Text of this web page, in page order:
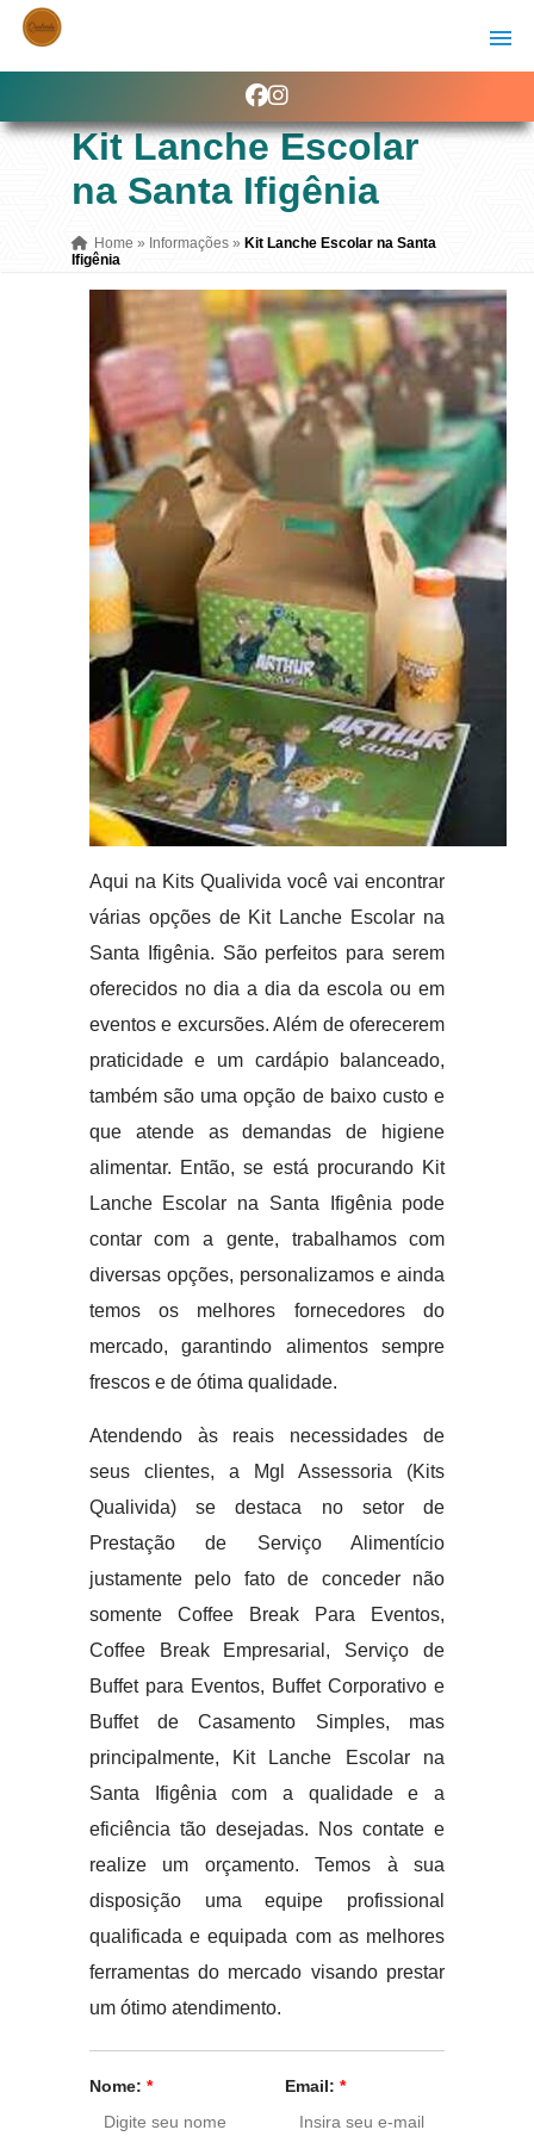
Kit Lanche Escolar
na Santa Ifigênia
Home » Informações » Kit Lanche Escolar na Santa
Ifigênia
Aqui na Kits Qualivida você vai encontrar
várias opções de Kit Lanche Escolar na
Santa Ifigênia. São perfeitos para serem
oferecidos no dia a dia da escola ou em
eventos e excursões. Além de oferecerem
praticidade e um cardápio balanceado,
também são uma opção de baixo custo e
que atende as demandas de higiene
alimentar. Então, se está procurando Kit
Lanche Escolar na Santa Ifigênia pode
contar com a gente, trabalhamos com
diversas opções, personalizamos e ainda
temos os melhores fornecedores do
mercado, garantindo alimentos sempre
frescos e de ótima qualidade.
Atendendo às reais necessidades de
seus clientes, a Mgl Assessoria (Kits
Qualivida) se destaca no setor de
Prestação de Serviço Alimentício
justamente pelo fato de conceder não
somente Coffee Break Para Eventos,
Coffee Break Empresarial, Serviço de
Buffet para Eventos, Buffet Corporativo e
Buffet de Casamento Simples, mas
principalmente, Kit Lanche Escolar na
Santa Ifigênia com a qualidade e a
eficiência tão desejadas. Nos contate e
realize um orçamento. Temos à sua
disposição uma equipe profissional
qualificada e equipada com as melhores
ferramentas do mercado visando prestar
um ótimo atendimento.
Nome: * Email: *